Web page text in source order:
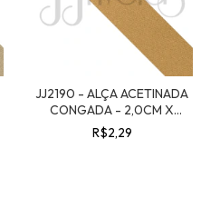
JJ2190 - ALÇA ACETINADA
CONGADA - 2,0CM X
1,00MT
R$2,29